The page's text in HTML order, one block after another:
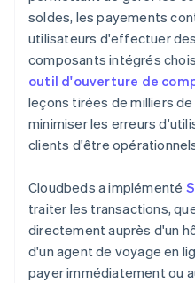
soldes, les payements
utilisateurs d'effectuer
composants intégrés
outil d'ouverture de
leçons tirées de milliers
minimiser les erreurs
clients d'être
Cloudbeds a implémenté
traiter les transactions,
directement auprès d'un
d'un agent de voyage en
payer immédiatement ou